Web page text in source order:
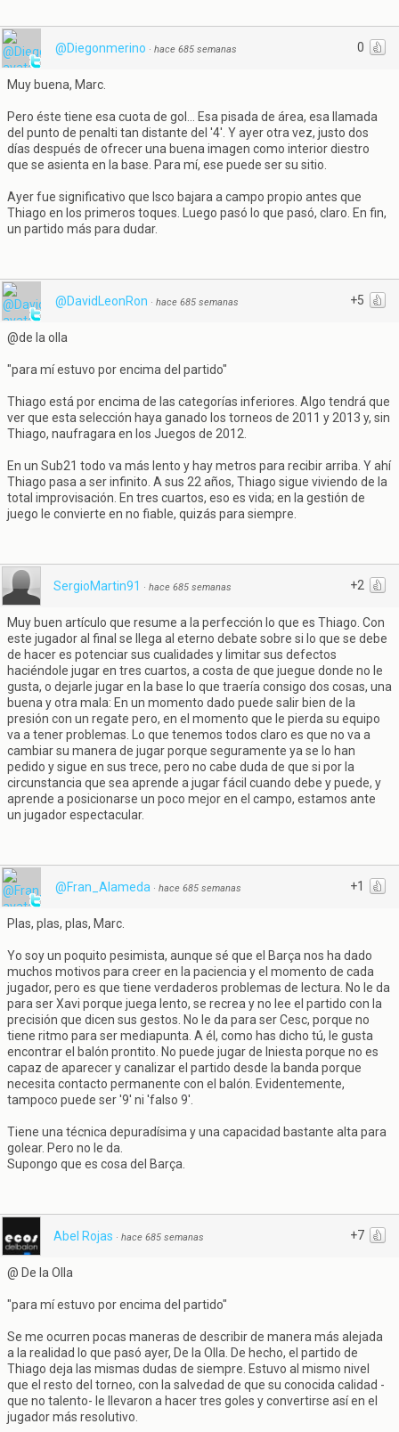
0
@Diegonmerino · hace 685 semanas
Muy buena, Marc.
Pero éste tiene esa cuota de gol... Esa pisada de área, esa llamada
del punto de penalti tan distante del '4'. Y ayer otra vez, justo dos
días después de ofrecer una buena imagen como interior diestro
que se asienta en la base. Para mí, ese puede ser su sitio.
Ayer fue significativo que Isco bajara a campo propio antes que
Thiago en los primeros toques. Luego pasó lo que pasó, claro. En fin,
un partido más para dudar.
+5
@DavidLeonRon · hace 685 semanas
@de la olla
"para mí estuvo por encima del partido"
Thiago está por encima de las categorías inferiores. Algo tendrá que
ver que esta selección haya ganado los torneos de 2011 y 2013 y, sin
Thiago, naufragara en los Juegos de 2012.
En un Sub21 todo va más lento y hay metros para recibir arriba. Y ahí
Thiago pasa a ser infinito. A sus 22 años, Thiago sigue viviendo de la
total improvisación. En tres cuartos, eso es vida; en la gestión de
juego le convierte en no fiable, quizás para siempre.
+2
SergioMartin91 · hace 685 semanas
Muy buen artículo que resume a la perfección lo que es Thiago. Con
este jugador al final se llega al eterno debate sobre si lo que se debe
de hacer es potenciar sus cualidades y limitar sus defectos
haciéndole jugar en tres cuartos, a costa de que juegue donde no le
gusta, o dejarle jugar en la base lo que traería consigo dos cosas, una
buena y otra mala: En un momento dado puede salir bien de la
presión con un regate pero, en el momento que le pierda su equipo
va a tener problemas. Lo que tenemos todos claro es que no va a
cambiar su manera de jugar porque seguramente ya se lo han
pedido y sigue en sus trece, pero no cabe duda de que si por la
circunstancia que sea aprende a jugar fácil cuando debe y puede, y
aprende a posicionarse un poco mejor en el campo, estamos ante
un jugador espectacular.
+1
@Fran_Alameda · hace 685 semanas
Plas, plas, plas, Marc.
Yo soy un poquito pesimista, aunque sé que el Barça nos ha dado
muchos motivos para creer en la paciencia y el momento de cada
jugador, pero es que tiene verdaderos problemas de lectura. No le da
para ser Xavi porque juega lento, se recrea y no lee el partido con la
precisión que dicen sus gestos. No le da para ser Cesc, porque no
tiene ritmo para ser mediapunta. A él, como has dicho tú, le gusta
encontrar el balón prontito. No puede jugar de Iniesta porque no es
capaz de aparecer y canalizar el partido desde la banda porque
necesita contacto permanente con el balón. Evidentemente,
tampoco puede ser '9' ni 'falso 9'.
Tiene una técnica depuradísima y una capacidad bastante alta para
golear. Pero no le da.
Supongo que es cosa del Barça.
+7
Abel Rojas · hace 685 semanas
@ De la Olla
"para mí estuvo por encima del partido"
Se me ocurren pocas maneras de describir de manera más alejada
a la realidad lo que pasó ayer, De la Olla. De hecho, el partido de
Thiago deja las mismas dudas de siempre. Estuvo al mismo nivel
que el resto del torneo, con la salvedad de que su conocida calidad -
que no talento- le llevaron a hacer tres goles y convertirse así en el
jugador más resolutivo.